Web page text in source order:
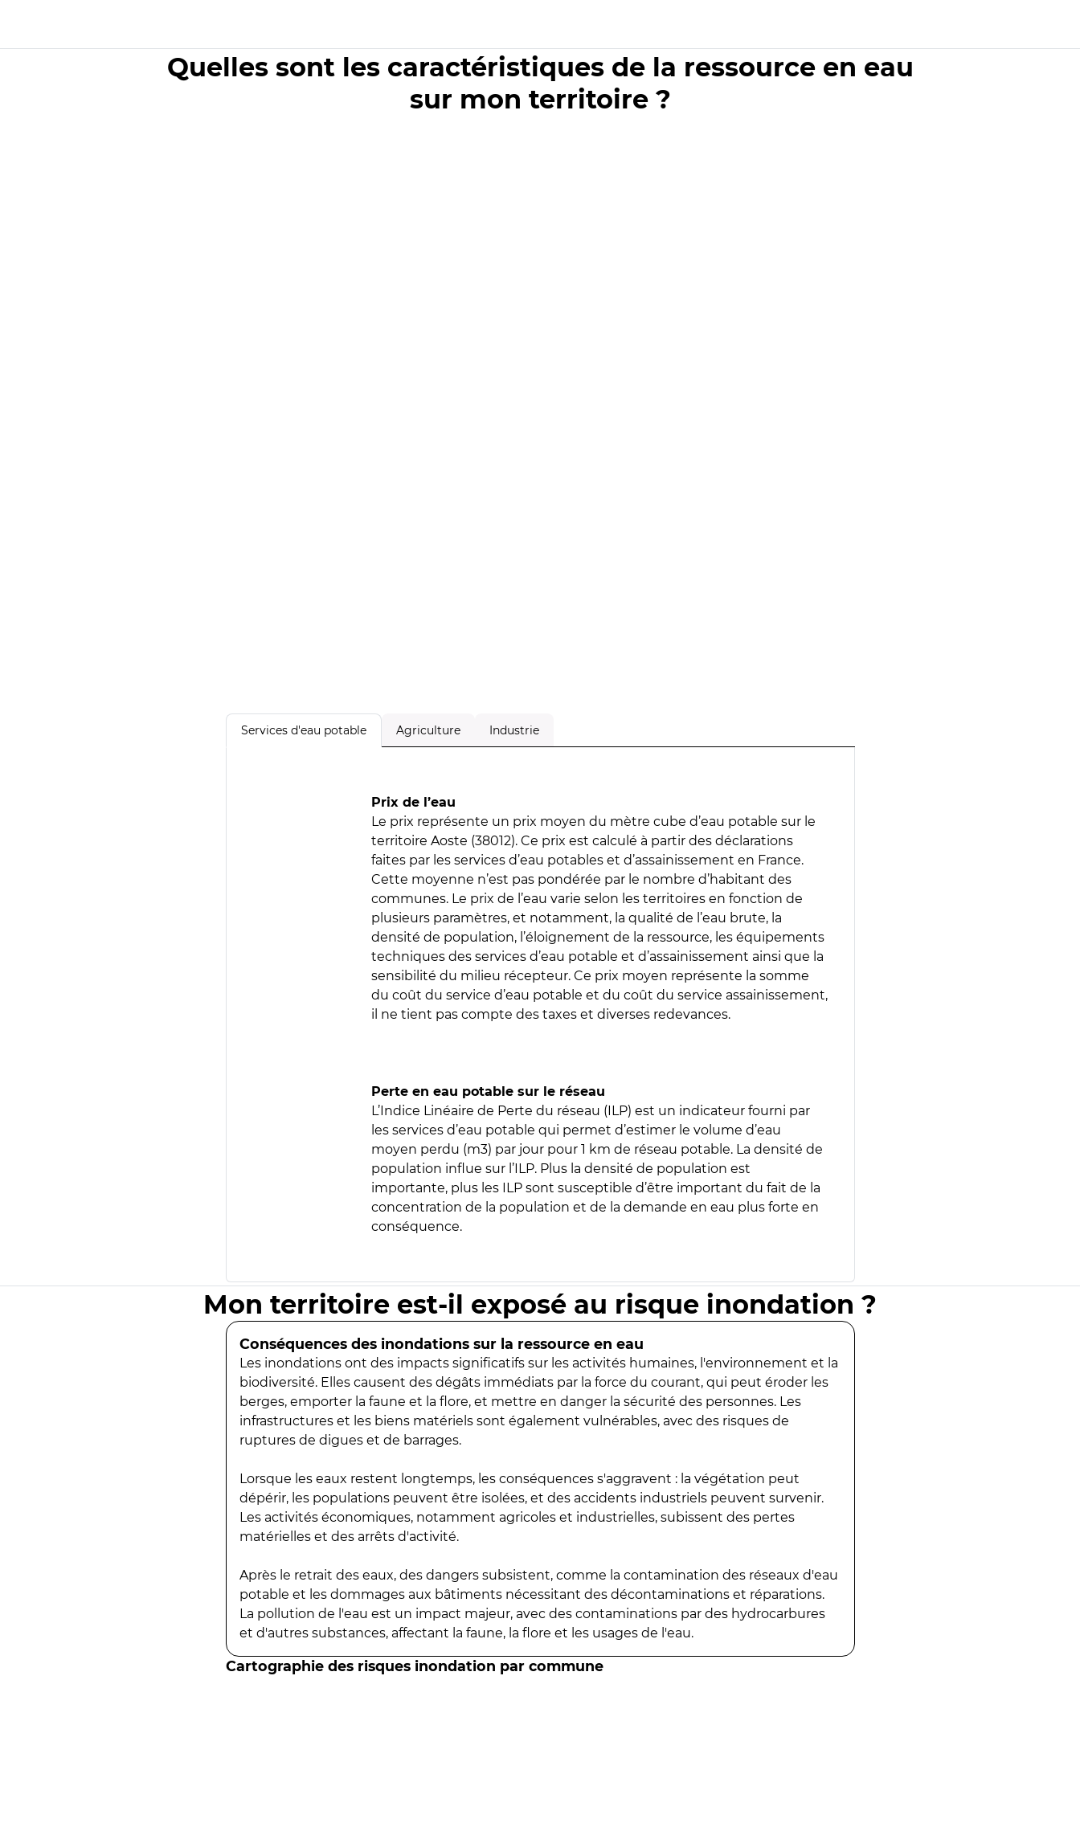
Quelles sont les caractéristiques de la ressource en eau
sur mon territoire ?
Services d'eau potable Agriculture Industrie
Prix de l’eau
Le prix représente un prix moyen du mètre cube d’eau potable sur le
territoire Aoste (38012). Ce prix est calculé à partir des déclarations
faites par les services d’eau potables et d’assainissement en France.
Cette moyenne n’est pas pondérée par le nombre d’habitant des
communes. Le prix de l’eau varie selon les territoires en fonction de
plusieurs paramètres, et notamment, la qualité de l’eau brute, la
densité de population, l’éloignement de la ressource, les équipements
techniques des services d’eau potable et d’assainissement ainsi que la
sensibilité du milieu récepteur. Ce prix moyen représente la somme
du coût du service d’eau potable et du coût du service assainissement,
il ne tient pas compte des taxes et diverses redevances.
Perte en eau potable sur le réseau
L’Indice Linéaire de Perte du réseau (ILP) est un indicateur fourni par
les services d’eau potable qui permet d’estimer le volume d’eau
moyen perdu (m3) par jour pour 1 km de réseau potable. La densité de
population influe sur l’ILP. Plus la densité de population est
importante, plus les ILP sont susceptible d’être important du fait de la
concentration de la population et de la demande en eau plus forte en
conséquence.
Mon territoire est-il exposé au risque inondation ?
Conséquences des inondations sur la ressource en eau
Les inondations ont des impacts significatifs sur les activités humaines, l'environnement et la
biodiversité. Elles causent des dégâts immédiats par la force du courant, qui peut éroder les
berges, emporter la faune et la flore, et mettre en danger la sécurité des personnes. Les
infrastructures et les biens matériels sont également vulnérables, avec des risques de
ruptures de digues et de barrages.
Lorsque les eaux restent longtemps, les conséquences s'aggravent : la végétation peut
dépérir, les populations peuvent être isolées, et des accidents industriels peuvent survenir.
Les activités économiques, notamment agricoles et industrielles, subissent des pertes
matérielles et des arrêts d'activité.
Après le retrait des eaux, des dangers subsistent, comme la contamination des réseaux d'eau
potable et les dommages aux bâtiments nécessitant des décontaminations et réparations.
La pollution de l'eau est un impact majeur, avec des contaminations par des hydrocarbures
et d'autres substances, affectant la faune, la flore et les usages de l'eau.
Cartographie des risques inondation par commune